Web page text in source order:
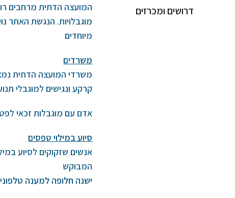
דרושים ומכרזים
המועצה הדתית מרחבים
מוגבלויות. הנגשת האתר
מיוחדים
משרדים
משרדי המועצה הדתית
קרקע ונגישים למוגבלי
אדם עם מוגבלות זכאי
סיוע במילוי טפסים
אנשים שזקוקים לסיוע
המבוקש
ישנה חלופה למענה טלפוני